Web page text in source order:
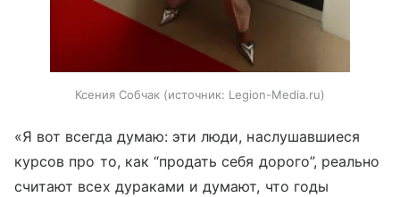
Ксения Собчак источник: Legion-Media.ru
«Я вот всегда думаю: эти люди, наслушавшиеся
курсов про то, как “продать себя дорого”, реально
считают всех дураками и думают, что годы